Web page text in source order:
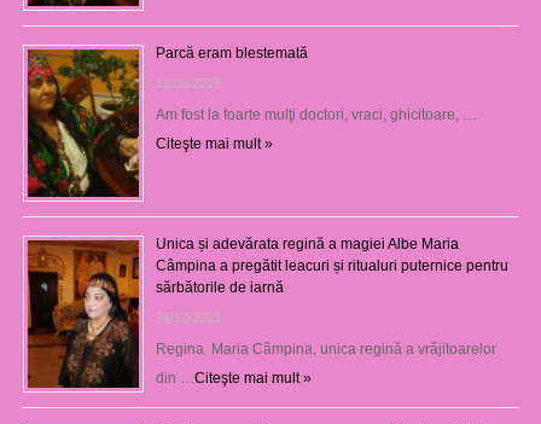
Parcă eram blestemată
12/03/2025
Am fost la foarte mulţi doctori, vraci, ghicitoare, …
Citeşte mai mult »
Unica și adevărata regină a magiei Albe Maria
Câmpina a pregătit leacuri și ritualuri puternice pentru
sărbătorile de iarnă
26/12/2023
Regina Maria Câmpina, unica regină a vrăjitoarelor
din … Citeşte mai mult »